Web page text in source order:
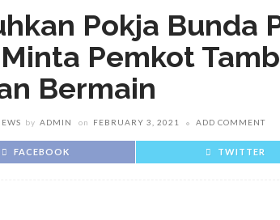
Pokja Bunda
Pemkot
Bermain
by ADMIN on FEBRUARY 3, 2021 ADD COMMENT
FACEBOOK TWITTER